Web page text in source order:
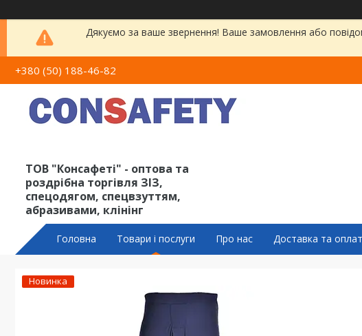
Дякуємо за ваше звернення! Ваше замовлення або
+380 (50) 188-46-82
ТОВ "Консафеті" - оптова та
роздрібна торгівля ЗІЗ,
спецодягом, спецвзуттям,
абразивами, клінінг
Головна Товари і послуги Про нас Доставка та
Новинка